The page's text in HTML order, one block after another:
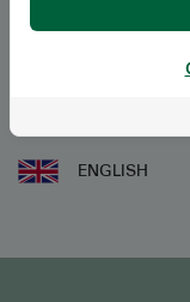
ENGLISH